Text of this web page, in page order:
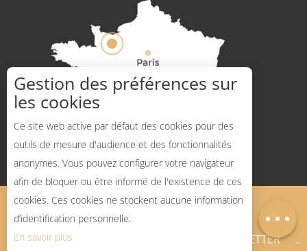
Description
Mentions légales Plan du site
BLOG SPORTS NATURE NEWSLETTER
Gestion des préférences sur
les cookies
Ce site web active par défaut des cookies pour des
outils de mesure d'audience et des fonctionnalités
anonymes. Vous pouvez configurer votre navigateur
afin de bloquer ou être informé de l'existence de ces
cookies. Ces cookies ne stockent aucune information
d’identification personnelle.
En savoir plus